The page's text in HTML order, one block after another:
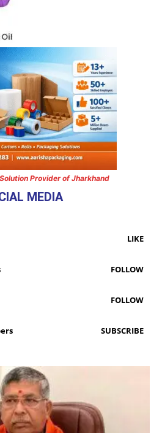
Provider of Jharkhand
MEDIA
LIKE
FOLLOW
FOLLOW
SUBSCRIBE